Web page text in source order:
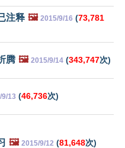
注释 🖼️ 2015/9/16 (73,781
腾 🖼️ 2015/9/14 (343,747次)
13 (46,736次)
🖼️ 2015/9/12 (81,648次)